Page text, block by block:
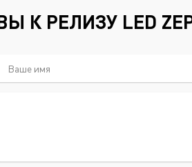
К РЕЛИЗУ LED